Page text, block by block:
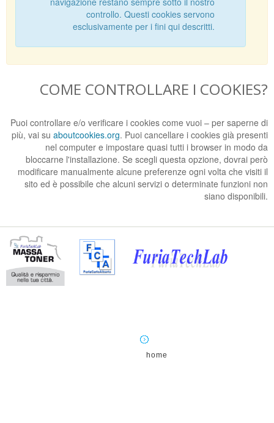
controllo. Questi cookies servono
esclusivamente per i fini qui descritti.
COME CONTROLLARE I COOKIES?
Puoi controllare e/o verificare i cookies come vuoi – per saperne di
più, vai su aboutcookies.org. Puoi cancellare i cookies già presenti
nel computer e impostare quasi tutti i browser in modo da
bloccarne l'installazione. Se scegli questa opzione, dovrai però
modificare manualmente alcune preferenze ogni volta che visiti il
sito ed è possibile che alcuni servizi o determinate funzioni non
siano disponibili.
home